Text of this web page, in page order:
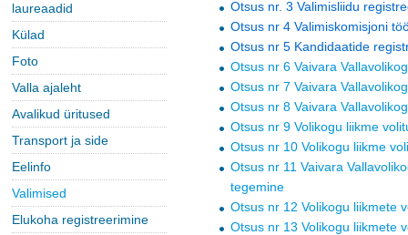
laureaadid
Külad
Foto
Valla ajaleht
Avalikud üritused
Transport ja side
Eelinfo
Valimised
Elukoha registreerimine
Otsus nr. 3 Valimisliidu
Otsus nr 4 Valimiskomisjoni
Otsus nr 5 Kandidaatide
Otsus nr 6 Vaivara
Otsus nr 7 Vaivara
Otsus nr 8 Vaivara
Otsus nr 9 Volikogu liikme
Otsus nr 10 Volikogu liikme
Otsus nr 11 Vaivara
tegemine
Otsus nr 12 Volikogu liikmete
Otsus nr 13 Volikogu liikmete